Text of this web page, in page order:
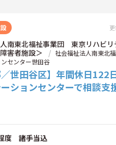
南東北福祉事業団 東京リハビリ
害者施設＞
社会福祉法人南東北
センター世田谷
／世田谷区】年間休日122
ションセンターで相談支
度 諸手当込